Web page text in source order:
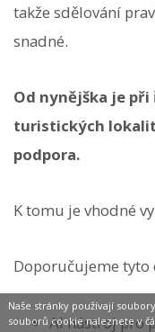
takže sdělování
snadné.
Od nynějška je
turistických
podpora.
K tomu je vhodné
Doporučujeme tyto
AI nástroj pro
Naše stránky používají
souborů cookie naleznete v